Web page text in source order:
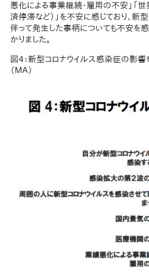
悪化による事業継続・雇用の不安」「
済停滞など）」を不安に感じており、新
伴って発生した事柄についても不安を
かりました。
図4：新型コロナウイルス感染症の影
（ＭＡ）